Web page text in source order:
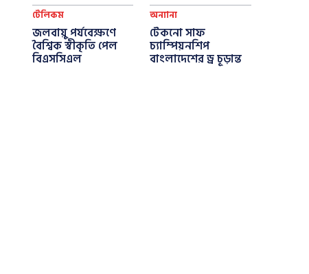
টেলিকম
জলবায়ু পর্যবেক্ষণে
বৈশ্বিক স্বীকৃতি পেল
বিএসসিএল
অন্যান্য
টেকনো সাফ
চ্যাম্পিয়নশিপ
বাংলাদেশের ড্র চূড়ান্ত